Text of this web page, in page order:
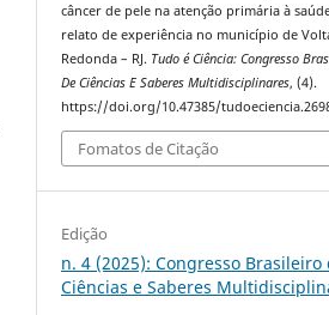
câncer de pele na atenção primária à
relato de experiência no município de
Redonda – RJ. Tudo é Ciência: Congresso
De Ciências E Saberes Multidisciplinares, (4).
https://doi.org/10.47385/
Fomatos de Citação
Edição
n. 4 (2025): Congresso Brasileiro
Ciências e Saberes